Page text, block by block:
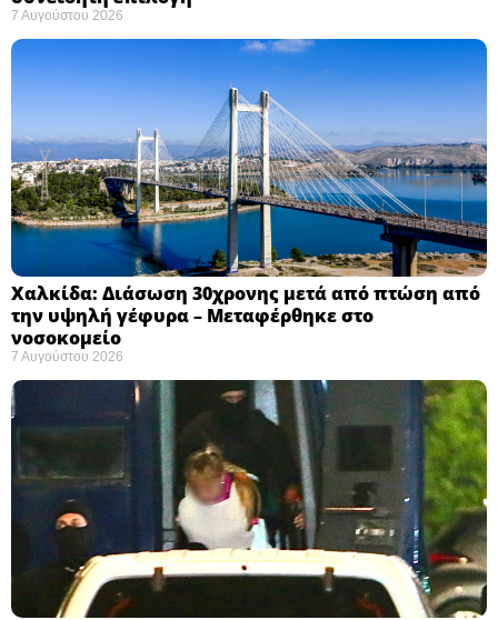
7 Αυγούστου 2026
Χαλκίδα: Διάσωση 30χρονης μετά από πτώση από
την υψηλή γέφυρα – Μεταφέρθηκε στο
νοσοκομείο ​
7 Αυγούστου 2026